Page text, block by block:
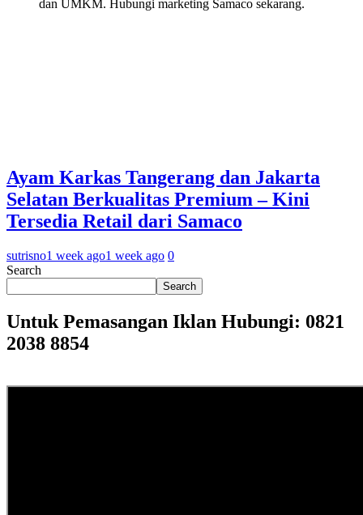
Ayam Karkas Tangerang dan Jakarta
Selatan Berkualitas Premium – Kini
Tersedia Retail dari Samaco
sutrisno1 week ago1 week ago 0
Search
Search
Untuk Pemasangan Iklan Hubungi: 0821
2038 8854